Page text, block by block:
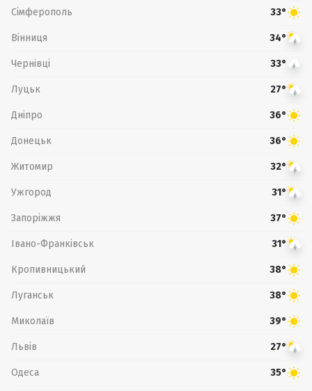
Сімферополь 33°
Вінниця 34°
Чернівці 33°
Луцьк 27°
Дніпро 36°
Донецьк 36°
Житомир 32°
Ужгород 31°
Запоріжжя 37°
Івано-Франківськ 31°
Кропивницький 38°
Луганськ 38°
Миколаїв 39°
Львів 27°
Одеса 35°